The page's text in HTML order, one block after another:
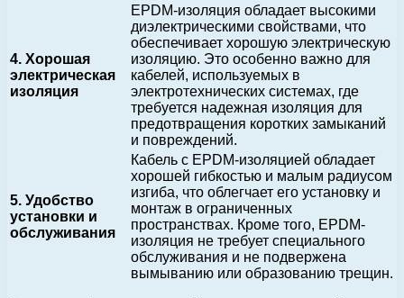
4. Хорошая
электрическая
изоляция
EPDM-изоляция обладает высокими
диэлектрическими свойствами, что
обеспечивает хорошую электрическую
изоляцию. Это особенно важно для
кабелей, используемых в
электротехнических системах, где
требуется надежная изоляция для
предотвращения коротких замыканий
и повреждений.
5. Удобство
установки и
обслуживания
Кабель с EPDM-изоляцией обладает
хорошей гибкостью и малым радиусом
изгиба, что облегчает его установку и
монтаж в ограниченных
пространствах. Кроме того, EPDM-
изоляция не требует специального
обслуживания и не подвержена
вымыванию или образованию трещин.